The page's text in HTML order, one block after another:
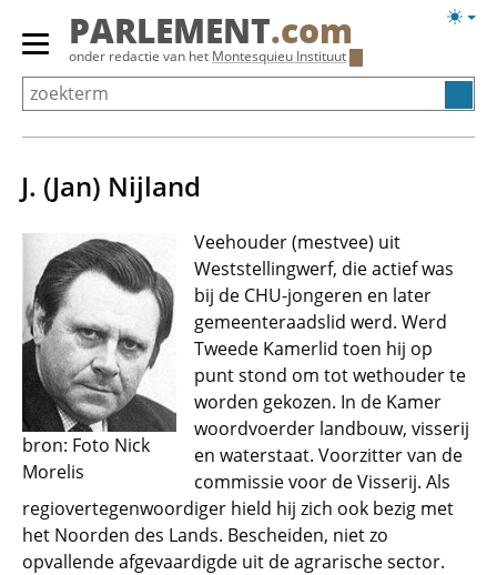
Overslaan
Primair
menu
tonen/verbergen
PARLEMENT.com
onder redactie van het Montesquieu Instituut
J. (Jan) Nijland
bron: Foto Nick
Morelis
Veehouder (mestvee) uit
Weststellingwerf, die actief was
bij de CHU-jongeren en later
gemeenteraadslid werd. Werd
Tweede Kamerlid toen hij op
punt stond om tot wethouder te
worden gekozen. In de Kamer
woordvoerder landbouw, visserij
en waterstaat. Voorzitter van de
commissie voor de Visserij. Als
regiovertegenwoordiger hield hij zich ook bezig met
het Noorden des Lands. Bescheiden, niet zo
opvallende afgevaardigde uit de agrarische sector.